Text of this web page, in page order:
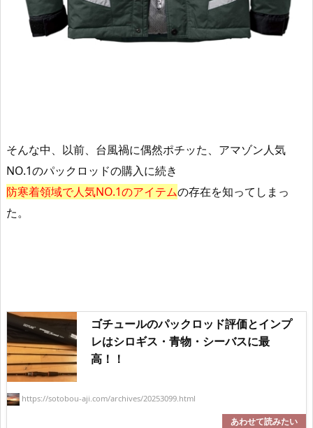
そんな中、以前、台風禍に偶然ポチッた、アマゾン人気
NO.1のパックロッドの購入に続き
防寒着領域で人気NO.1のアイテムの存在を知ってしまっ
た。
ゴチュールのパックロッド評価とインプ
レはシロギス・青物・シーバスに最
高！！
https://sotobou-aji.com/archives/20253099.html